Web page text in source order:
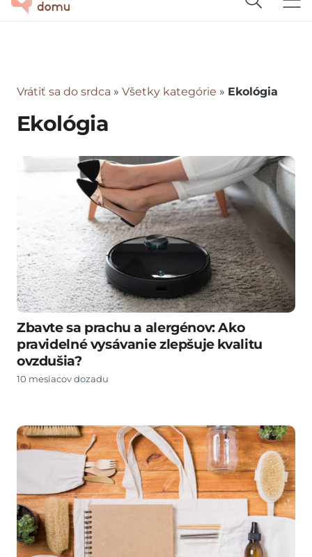
Vrátiť sa do srdca » Všetky kategórie » Ekológia
Ekológia
Zbavte sa prachu a alergénov: Ako
pravidelné vysávanie zlepšuje kvalitu
ovzdušia?
10 mesiacov dozadu